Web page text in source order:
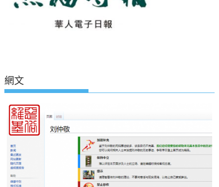
網文